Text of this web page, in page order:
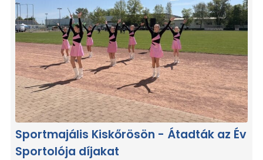
Sportmajális Kiskőrösön - Átadták az Év
Sportolója díjakat